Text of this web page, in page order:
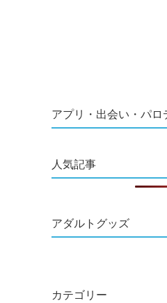
アプリ・出会い・パロ
人気記事
アダルトグッズ
カテゴリー